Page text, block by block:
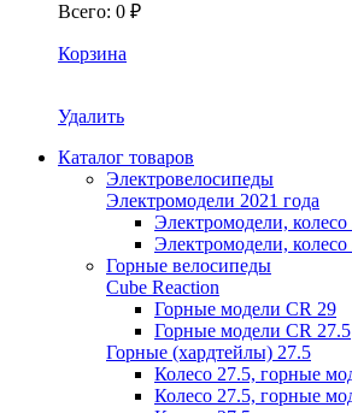
Всего: 0 ₽
Корзина
Удалить
Каталог товаров
Электровелосипеды
Электромодели 2021 года
Электромодели, колесо
Электромодели, колесо
Горные велосипеды
Cube Reaction
Горные модели CR 29
Горные модели CR 27.5
Горные (хардтейлы) 27.5
Колесо 27.5, горные
Колесо 27.5, горные